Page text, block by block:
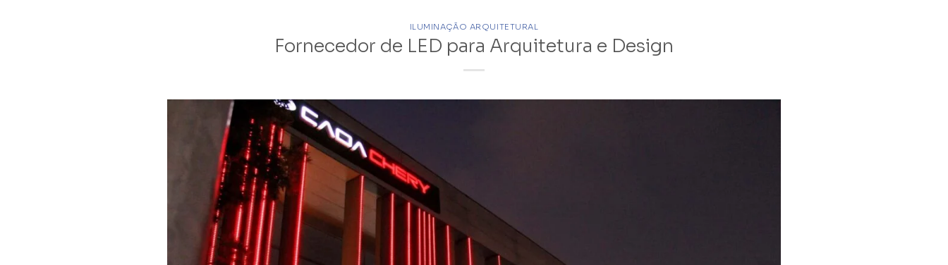
ILUMINAÇÃO ARQUITETURAL
Fornecedor de LED para Arquitetura e Design